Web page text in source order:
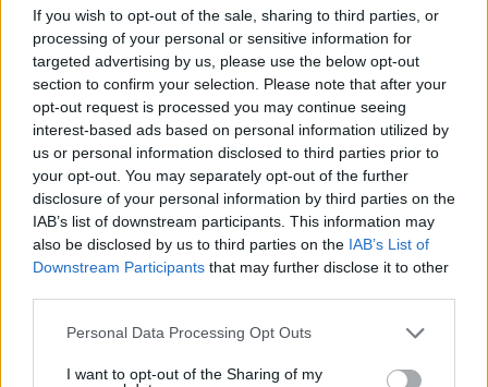
If you wish to opt-out of the sale, sharing to third parties, or
processing of your personal or sensitive information for
targeted advertising by us, please use the below opt-out
section to confirm your selection. Please note that after your
opt-out request is processed you may continue seeing
interest-based ads based on personal information utilized by
us or personal information disclosed to third parties prior to
your opt-out. You may separately opt-out of the further
disclosure of your personal information by third parties on the
IAB’s list of downstream participants. This information may
also be disclosed by us to third parties on the IAB’s List of
Downstream Participants that may further disclose it to other
Please note that this website/app uses one or more Google
not limited to your visit or usage behaviour. You may click to
Personal Data Processing Opt Outs
I want to opt-out of the Sharing of my
Ευρώπη ξανακοιτούν οι Έλληνες για διακοπές
Ταξιδεύουμε ξανά μετά την πανδημία - Κάθε πότε
ταξιδεύουν οι Έλληνες
16.06.2024, 08:27 62